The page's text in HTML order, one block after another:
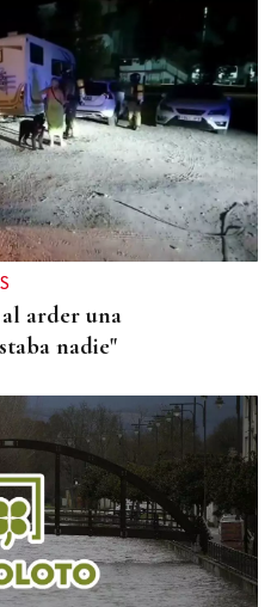
Castro
noche de verano
arder una
nadie"